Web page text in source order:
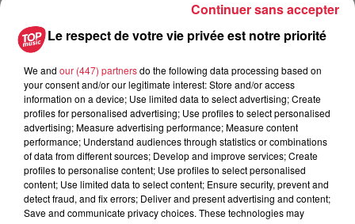
Le respect de votre vie privée est notre priorité
We and our (447) partnersdo the following data processing based on
your consent and/or our legitimate interest: Store and/or access
information on a device; Use limited data to select advertising; Create
profiles for personalised advertising; Use profiles to select personalised
advertising; Measure advertising performance; Measure content
performance; Understand audiences through statistics or combinations
of data from different sources; Develop and improve services; Create
profiles to personalise content; Use profiles to select personalised
content; Use limited data to select content; Ensure security, prevent and
detect fraud, and fix errors; Deliver and present advertising and content;
Save and communicate privacy choices. These technologies may
Continuer sans accepter